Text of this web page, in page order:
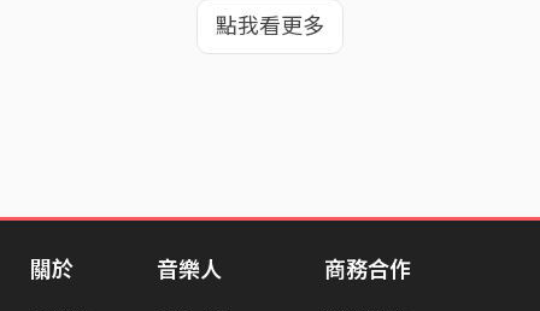
點我看更多
關於 音樂人 商務合作